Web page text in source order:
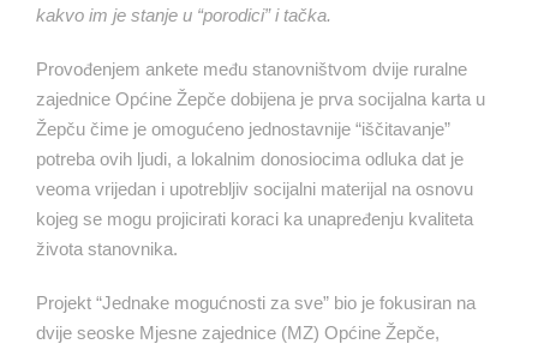
kakvo im je stanje u “porodici” i tačka.
Provođenjem ankete među stanovništvom dvije ruralne
zajednice Općine Žepče dobijena je prva socijalna karta u
Žepču čime je omogućeno jednostavnije “iščitavanje”
potreba ovih ljudi, a lokalnim donosiocima odluka dat je
veoma vrijedan i upotrebljiv socijalni materijal na osnovu
kojeg se mogu projicirati koraci ka unapređenju kvaliteta
života stanovnika.
Projekt “Jednake mogućnosti za sve” bio je fokusiran na
dvije seoske Mjesne zajednice (MZ) Općine Žepče,